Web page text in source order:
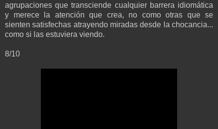
agrupaciones que transciende cualquier barrera idiomática
y merece la atención que crea, no como otras que se
sienten satisfechas atrayendo miradas desde la chocancia...
como si las estuviera viendo.
8/10